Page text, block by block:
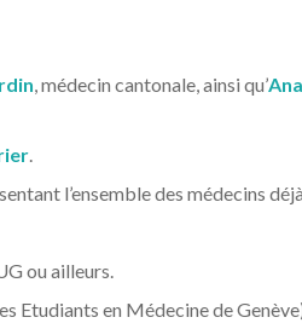
, médecin cantonale, ainsi qu’
.
l’ensemble des médecins
ou ailleurs.
Etudiants en Médecine de